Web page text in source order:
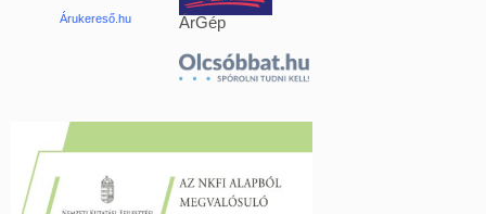
Árukereső.hu ÁrGép